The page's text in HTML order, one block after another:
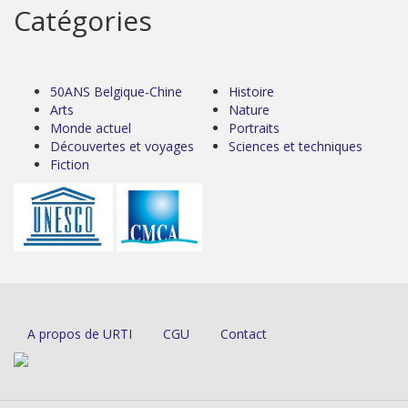
Catégories
50ANS Belgique-Chine
Arts
Monde actuel
Découvertes et voyages
Fiction
Histoire
Nature
Portraits
Sciences et techniques
A propos de URTI CGU Contact